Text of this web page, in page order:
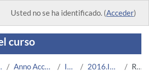
Usted no se ha identificado. (Acceder)
curso
Anno Accademico 2016/2017 Ingegneria 2016.INFLT.U8135-7783 Resumen